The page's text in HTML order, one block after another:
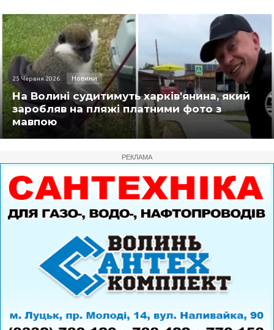
25 Червня 2026 Новини
На Волині судитимуть харків'янина, який
заробляв на пляжі платними фото з
мавпою
РЕКЛАМА